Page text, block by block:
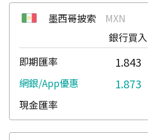
墨西哥披索
MXN
銀行買入
1.843
1.873